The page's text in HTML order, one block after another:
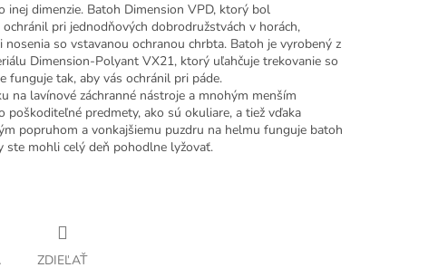
inej dimenzie. Batoh Dimension VPD, ktorý bol
pri jednodňových dobrodružstvách v horách,
so vstavanou ochranou chrbta. Batoh je vyrobený z
Dimension-Polyant VX21, ktorý uľahčuje trekovanie so
funguje tak, aby vás ochránil pri páde.
na lavínové záchranné nástroje a mnohým menším
poškoditeľné predmety, ako sú okuliare, a tiež vďaka
popruhom a vonkajšiemu puzdru na helmu funguje batoh
ste mohli celý deň pohodlne lyžovať.
ZDIEĽAŤ